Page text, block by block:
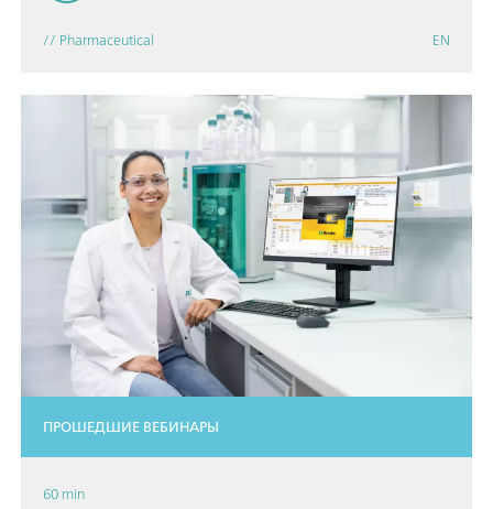
// Pharmaceutical EN
ПРОШЕДШИЕ ВЕБИНАРЫ
60 min